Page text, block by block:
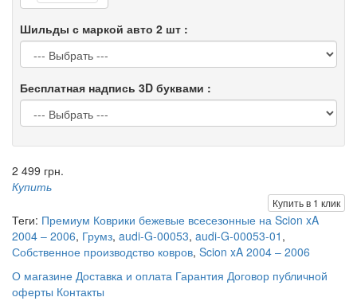
Шильды с маркой авто 2 шт :
Бесплатная надпись 3D буквами :
2 499 грн.
Купить
Купить в 1 клик
Теги: Премиум Коврики бежевые всесезонные на Scion xA
2004 – 2006, Грумз, audi-G-00053, audi-G-00053-01 ,
Собственное производство ковров, Scion xA 2004 – 2006
О магазине Доставка и оплата Гарантия Договор публичной
оферты Контакты